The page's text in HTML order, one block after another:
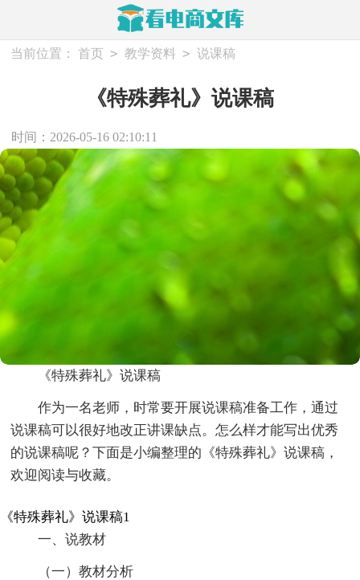
当前位置： 首页 > 教学资料 > 说课稿
《特殊葬礼》说课稿
时间：2026-05-16 02:10:11
《特殊葬礼》说课稿
作为一名老师，时常要开展说课稿准备工作，通过
说课稿可以很好地改正讲课缺点。怎么样才能写出优秀
的说课稿呢？下面是小编整理的《特殊葬礼》说课稿，
欢迎阅读与收藏。
《特殊葬礼》说课稿1
一、说教材
（一）教材分析